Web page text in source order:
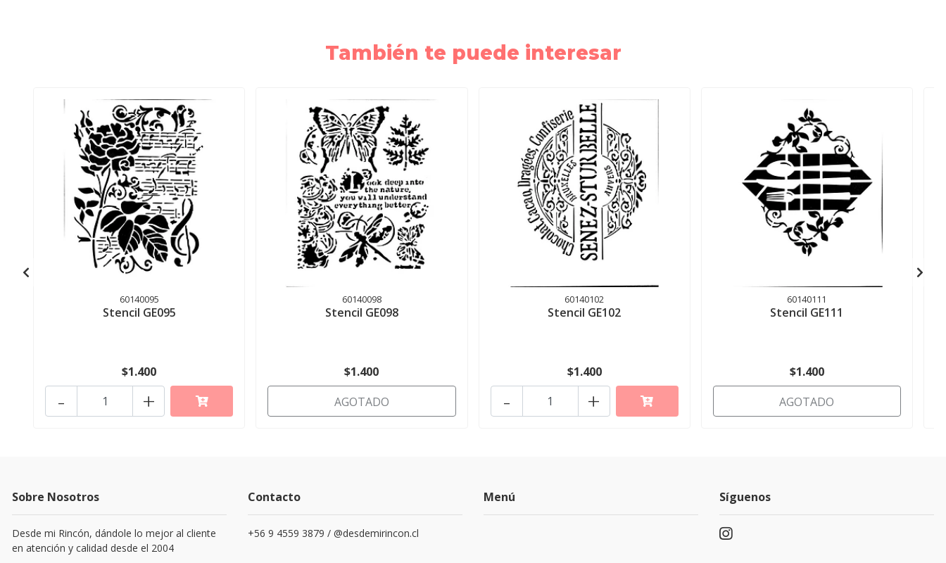
También te puede interesar
60140095
Stencil GE095
$1.400
+
-
60140098
Stencil GE098
$1.400
AGOTADO
60140102
Stencil GE102
$1.400
+
-
60140111
Stencil GE111
$1.400
AGOTADO
Sobre Nosotros
Desde mi Rincón, dándole lo mejor al cliente
en atención y calidad desde el 2004
Contacto
+56 9 4559 3879 / @desdemirincon.cl
Menú Síguenos